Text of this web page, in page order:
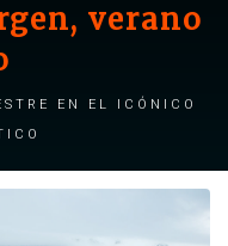
verano
en el icónico